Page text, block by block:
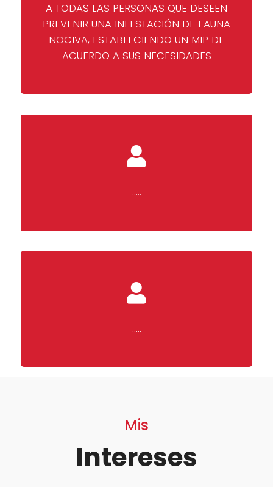
A TODAS LAS PERSONAS QUE DESEEN
PREVENIR UNA INFESTACIÓN DE FAUNA
NOCIVA, ESTABLECIENDO UN MIP DE
ACUERDO A SUS NECESIDADES
…..
…..
Mis
Intereses